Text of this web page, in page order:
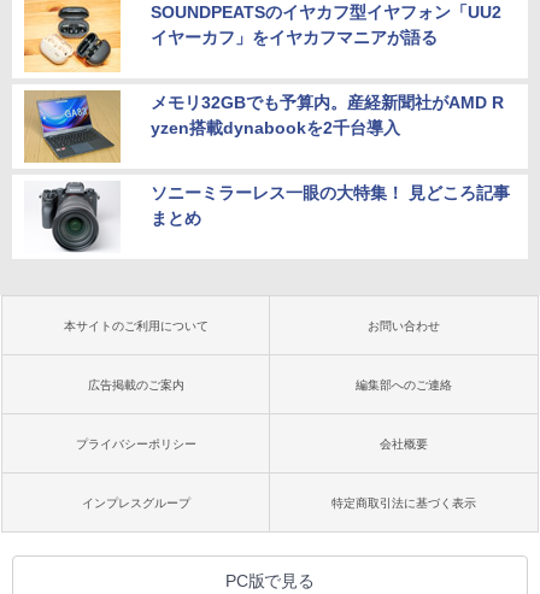
SOUNDPEATSのイヤカフ型イヤフォン「UU2
イヤーカフ」をイヤカフマニアが語る
メモリ32GBでも予算内。産経新聞社がAMD R
yzen搭載dynabookを2千台導入
ソニーミラーレス一眼の大特集！ 見どころ記事
まとめ
本サイトのご利用について お問い合わせ
広告掲載のご案内 編集部へのご連絡
プライバシーポリシー 会社概要
インプレスグループ 特定商取引法に基づく表示
PC版で見る